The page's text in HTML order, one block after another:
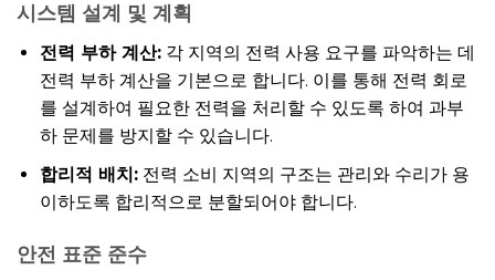
시스템 설계 및 계획
전력 부하 계산:각 지역의 전력 사용 요구를 파악하는 데
전력 부하 계산을 기본으로 합니다. 이를 통해 전력 회로
를 설계하여 필요한 전력을 처리할 수 있도록 하여 과부
하 문제를 방지할 수 있습니다.
합리적 배치:전력 소비 지역의 구조는 관리와 수리가 용
이하도록 합리적으로 분할되어야 합니다.
안전 표준 준수